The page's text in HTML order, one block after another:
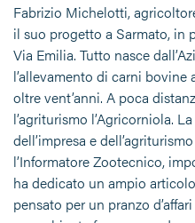
Fabrizio Michelotti,
il suo progetto a Sarmato, in
Via Emilia. Tutto nasce
l’allevamento di carni
oltre vent’anni. A poca
l’agriturismo l’Agricorniola.
dell’impresa e
l’Informatore Zootecnico,
ha dedicato un ampio
pensato per un pranzo